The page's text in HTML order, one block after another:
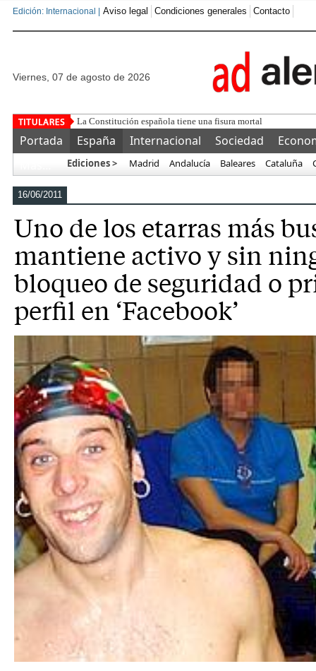
Edición: Internacional | Aviso legal Condiciones generales Contacto
viernes, 07 de agosto de 2026
La conexión d
Portada España Internacional Sociedad
Ediciones > Madrid Andalucía Baleares Cataluña
16/06/2011
Uno de los etarras más
mantiene activo y sin
bloqueo de seguridad o
perfil en ‘Facebook’